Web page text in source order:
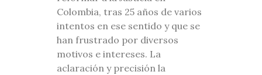
Colombia, tras 25 años de varios
intentos en ese sentido y que se
han frustrado por diversos
motivos e intereses. La
aclaración y precisión la